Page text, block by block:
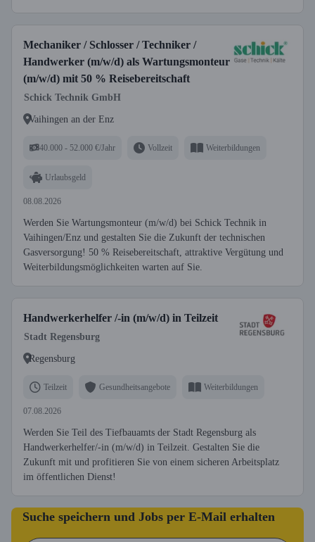
Mechaniker / Schlosser / Techniker /
Handwerker (m/w/d) als Wartungsmonteur
(m/w/d) mit 50 % Reisebereitschaft
Schick Technik GmbH
Vaihingen an der Enz
40.000 - 52.000 €/Jahr Vollzeit Weiterbildungen
Urlaubsgeld
08.08.2026
Werden Sie Wartungsmonteur (m/w/d) bei Schick Technik in
Vaihingen/Enz und gestalten Sie die Zukunft der technischen
Gasversorgung! 50 % Reisebereitschaft, attraktive Vergütung und
Weiterbildungsmöglichkeiten warten auf Sie.
Handwerkerhelfer /-in (m/w/d) in Teilzeit
Stadt Regensburg
Regensburg
Teilzeit Gesundheitsangebote Weiterbildungen
07.08.2026
Werden Sie Teil des Tiefbauamts der Stadt Regensburg als
Handwerkerhelfer/-in (m/w/d) in Teilzeit. Gestalten Sie die
Zukunft mit und profitieren Sie von einem sicheren Arbeitsplatz
im öffentlichen Dienst!
Suche speichern und Jobs per E-Mail erhalten